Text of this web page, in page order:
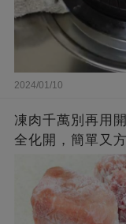
2024/01/10
凍肉千萬別再用
全化開，簡單又